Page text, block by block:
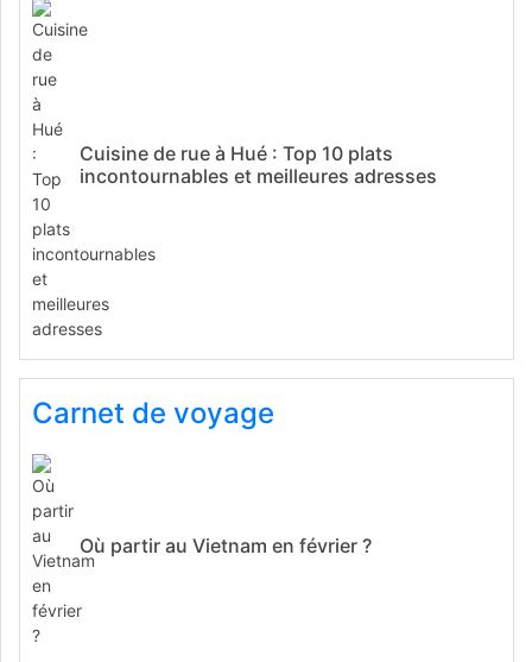
Cuisine de rue à Hué : Top 10 plats
incontournables et meilleures adresses
Carnet de voyage
Où partir au Vietnam en février ?